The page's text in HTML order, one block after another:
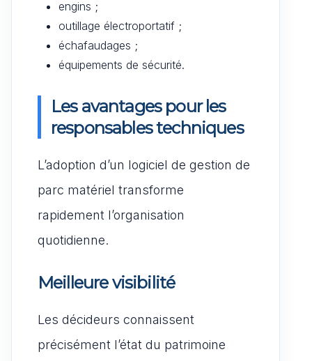
engins ;
outillage électroportatif ;
échafaudages ;
équipements de sécurité.
Les avantages pour les
responsables techniques
L’adoption d’un logiciel de gestion de
parc matériel transforme
rapidement l’organisation
quotidienne.
Meilleure visibilité
Les décideurs connaissent
précisément l’état du patrimoine